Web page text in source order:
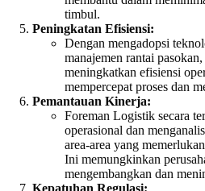
timbul.
Peningkatan Efisiensi:
Dengan mengadopsi
manajemen rantai
meningkatkan efisiensi
mempercepat proses dan
Pemantauan Kinerja:
Foreman Logistik secara
operasional dan
area-area yang
Ini memungkinkan
mengembangkan dan